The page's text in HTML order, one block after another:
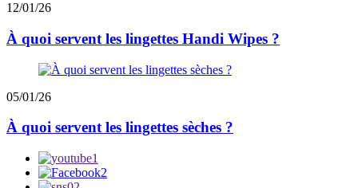
12/01/26
À quoi servent les lingettes Handi Wipes ?
05/01/26
À quoi servent les lingettes sèches ?